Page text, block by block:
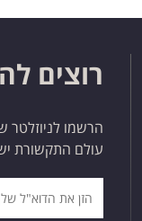
רוצים
הרשמו לניוזלטר
עולם התקשורת